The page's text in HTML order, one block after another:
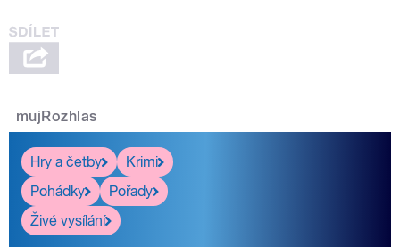
mujRozhlas
Hry a četby
Krimi
Pohádky
Pořady
Živé vysílání